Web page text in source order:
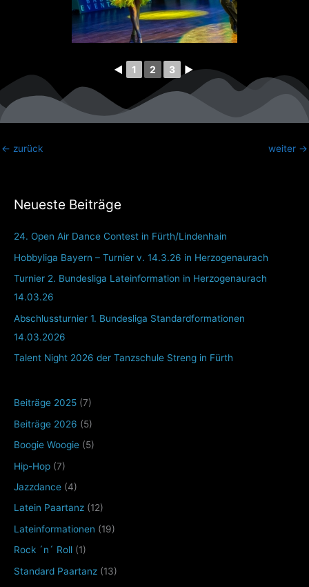
Neueste Beiträge
24. Open Air Dance Contest in Fürth/Lindenhain
Hobbyliga Bayern – Turnier v. 14.3.26 in Herzogenaurach
Turnier 2. Bundesliga Lateinformation in Herzogenaurach
14.03.26
Abschlussturnier 1. Bundesliga Standardformationen
14.03.2026
Talent Night 2026 der Tanzschule Streng in Fürth
Beiträge 2025 (7)
Beiträge 2026 (5)
Boogie Woogie (5)
Hip-Hop (7)
Jazzdance (4)
Latein Paartanz (12)
Lateinformationen (19)
Rock ´n´ Roll (1)
Standard Paartanz (13)
◄ 1 2 3 ►
← zurück weiter →